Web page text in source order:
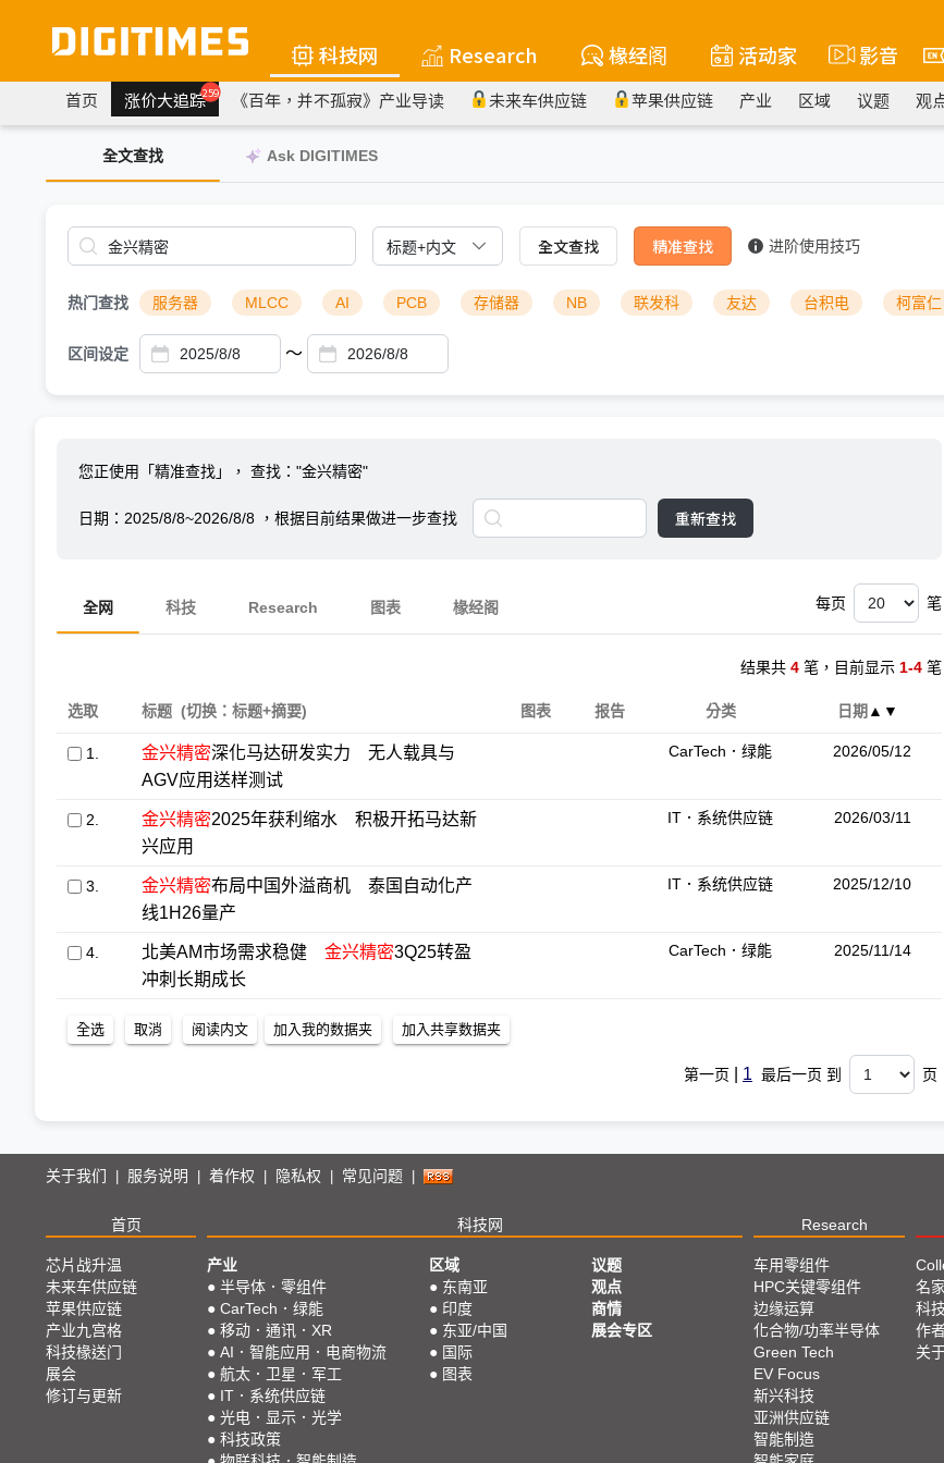
科技网 Research 椽经阁 活动家 影音
首页 涨价大追踪259 《百年，并不孤寂》产业导读 未来车供应链 苹果供应链 产业 区域 议题 观
全文查找 Ask DIGITIMES
全文查找 精准查找 进阶使用技巧
热门查找 服务器 MLCC AI PCB 存储器 NB 联发科 友达 台积电 柯富仁
区间设定 ～
您正使用「精准查找」， 查找："金兴精密"
日期： 2025/8/8~2026/8/8 ，根据目前结果做进一步查找 重新查找
全网 科技 Research 图表 椽经阁 每页 笔
结果共 4 笔，目前显示 1-4 笔
选取 标题 (切换：标题+摘要) 图表 报告 分类 日期 ▲ ▼
1. 金兴精密深化马达研发实力 无人载具与
AGV应用送样测试
CarTech．绿能 2026/05/12
2. 金兴精密2025年获利缩水 积极开拓马达新
兴应用
IT．系统供应链 2026/03/11
3. 金兴精密布局中国外溢商机 泰国自动化产
线1H26量产
IT．系统供应链 2025/12/10
4. 北美AM市场需求稳健 金兴精密3Q25转盈
冲刺长期成长
CarTech．绿能 2025/11/14
第一页 1 最后一页 到 页
关于我们 服务说明 着作权 隐私权 常见问题
首页 科技网 Research
芯片战升温
未来车供应链
苹果供应链
产业九宫格
科技椽送门
展会
修订与更新
产业
● 半导体．零组件
● CarTech．绿能
● 移动．通讯．XR
● AI．智能应用．电商物流
● 航太．卫星．军工
● IT．系统供应链
● 光电．显示．光学
● 科技政策
区域
● 东南亚
● 印度
● 东亚/中国
● 国际
● 图表
议题
观点
商情
展会专区
车用零组件
HPC关键零组件
边缘运算
化合物/功率半导体
Green Tech
EV Focus
新兴科技
亚洲供应链
智能制造
名
科
作
关